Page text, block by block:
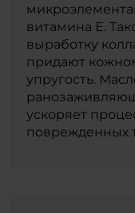
витамина Е.
выработку
придают
упругость.
ускоряет
поврежденных